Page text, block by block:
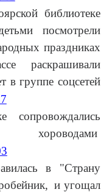
библиотеке
посмотрели
праздниках
раскрашивали
в группе соцсетей
сопровождались
в "Страну
и угощал